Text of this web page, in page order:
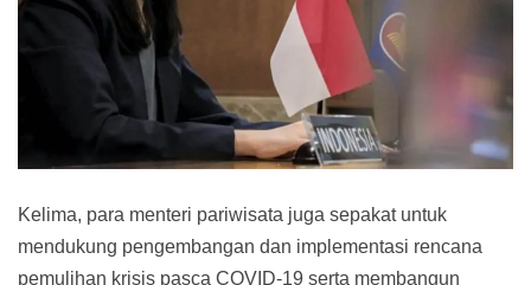
Kelima, para menteri pariwisata juga sepakat untuk
mendukung pengembangan dan implementasi rencana
pemulihan krisis pasca COVID-19 serta membangun